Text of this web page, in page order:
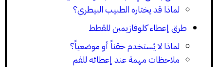
لماذا قد يختاره الطبيب البيطري؟
طرق إعطاء كلوفازيمين للقطط
لماذا لا يُستخدم حقناً أو موضعياً؟
ملاحظات مهمة عند إعطائه للفم